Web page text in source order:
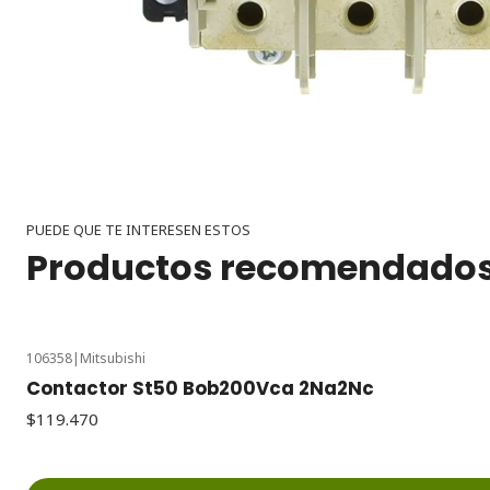
PUEDE QUE TE INTERESEN ESTOS
Productos
106358| Mitsubishi
Contactor St50 Bob200Vca 2Na2Nc
$119.470